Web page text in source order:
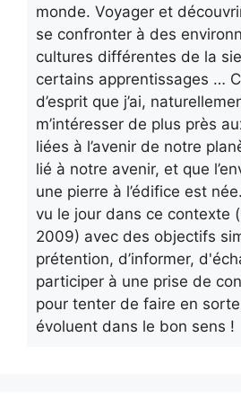
monde. Voyager et
se confronter à des
cultures différentes de la
certains apprentissages …
d’esprit que j’ai,
m’intéresser de plus près
liées à l’avenir de notre
lié à notre avenir, et que
une pierre à l’édifice est
vu le jour dans ce contexte
2009) avec des objectifs
prétention, d’informer,
participer à une prise de
pour tenter de faire en
évoluent dans le bon sens !